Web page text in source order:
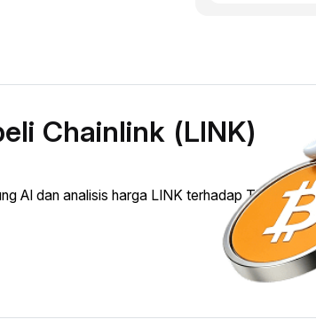
Chainlink (LINK)
AI dan analisis harga LINK terhadap TRY secara